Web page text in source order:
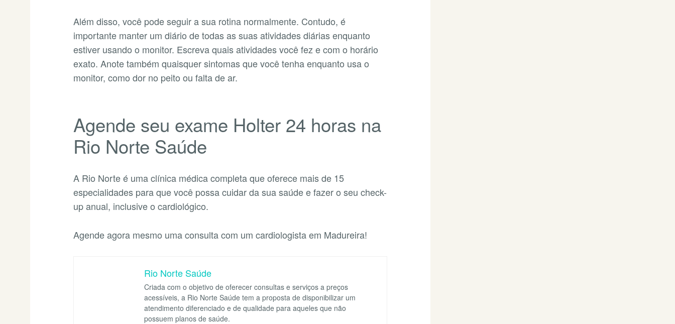
Além disso, você pode seguir a sua rotina normalmente. Contudo, é
importante manter um diário de todas as suas atividades diárias enquanto
estiver usando o monitor. Escreva quais atividades você fez e com o horário
exato. Anote também quaisquer sintomas que você tenha enquanto usa o
monitor, como dor no peito ou falta de ar.
Agende seu exame Holter 24 horas na
Rio Norte Saúde
A Rio Norte é uma clínica médica completa que oferece mais de 15
especialidades para que você possa cuidar da sua saúde e fazer o seu check-
up anual, inclusive o cardiológico.
Agende agora mesmo uma consulta com um cardiologista em Madureira!
Rio Norte Saúde
Criada com o objetivo de oferecer consultas e serviços a preços
acessíveis, a Rio Norte Saúde tem a proposta de disponibilizar um
atendimento diferenciado e de qualidade para aqueles que não
possuem planos de saúde.